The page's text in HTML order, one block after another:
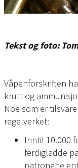
Tekst og foto:
Våpenforskriften
krutt og
Noe som er
regelverket:
Inntil 10.000
ferdigladde
patronene